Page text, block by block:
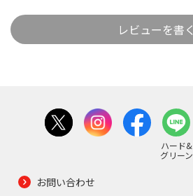
レビューを書く
ハード&
グリーン
お問い合わせ